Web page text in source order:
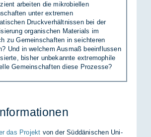
arbeiten die mikrobiellen
unter extremen
Druckverhältnissen bei der
organischen Materials im
zu Gemeinschaften in seichteren
Und in welchem Ausmaß beeinflussen
bisher unbekannte extremophile
Gemeinschaften diese Prozesse?
das Projekt von der Süd­dä­ni­schen Uni­